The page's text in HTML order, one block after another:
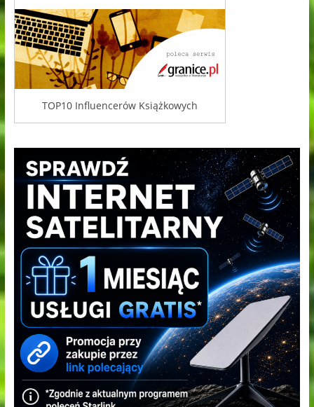
TOP10 Influencerów Książkowych